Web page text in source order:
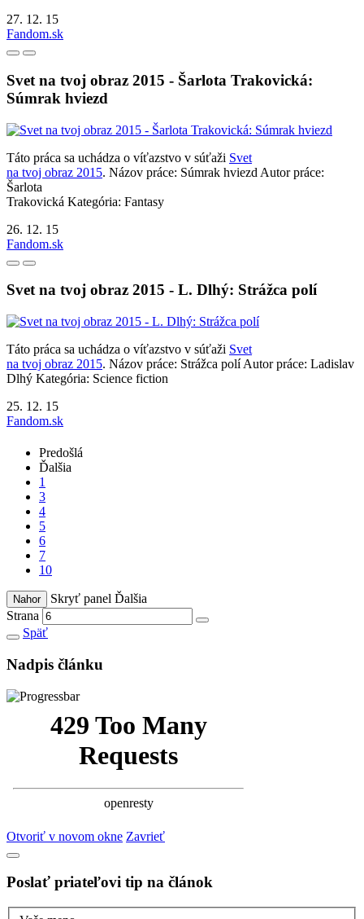
27. 12. 15
Fandom.sk
Svet na tvoj obraz 2015 - Šarlota Trakovická:
Súmrak hviezd
Táto práca sa uchádza o víťazstvo v súťaži Svet
na tvoj obraz 2015. Názov práce: Súmrak hviezd Autor práce:
Šarlota
Trakovická Kategória: Fantasy
26. 12. 15
Fandom.sk
Svet na tvoj obraz 2015 - L. Dlhý: Strážca polí
Táto práca sa uchádza o víťazstvo v súťaži Svet
na tvoj obraz 2015. Názov práce: Strážca polí Autor práce: Ladislav
Dlhý Kategória: Science fiction
25. 12. 15
Fandom.sk
Predošlá
Ďalšia
1
3
4
5
6
7
10
Nahor Skryť panel Ďalšia
Strana
Späť
Nadpis článku
Otvoriť v novom okne Zavrieť
Poslať priateľovi tip na článok